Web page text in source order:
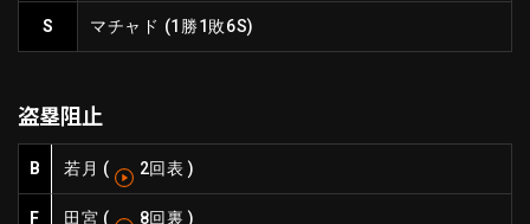
交流戦
千葉ロッテマリーンズ
オリックス・バファローズ
設定
S マチャド (1勝1敗6S)
盗塁阻止
B 若月 ( 2回表 )
F 田宮 ( 8回裏 )